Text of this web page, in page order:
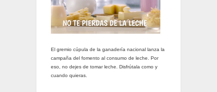
El gremio cúpula de la ganadería nacional lanza la
campaña del fomento al consumo de leche. Por
eso, no dejes de tomar leche. Disfrútala como y
cuando quieras.